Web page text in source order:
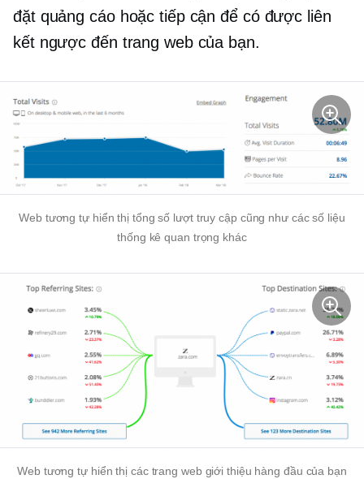
đặt quảng cáo hoặc tiếp cận để có được liên
kết ngược đến trang web của bạn.
Web tương tự hiển thị tổng số lượt truy cập cũng như các số liệu
thống kê quan trọng khác
Web tương tự hiển thị các trang web giới thiệu hàng đầu của bạn